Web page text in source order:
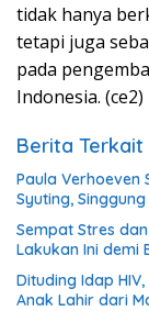
tidak hanya
tetapi juga
pada
Indonesia. (ce2)
Berita Terkait
Paula Verhoeven
Syuting,
Sempat Stres
Lakukan Ini demi
Dituding Idap
Anak Lahir dari